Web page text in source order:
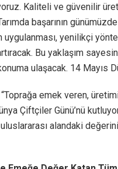
Kaliteli ve güvenilir
başarının
yenilikçi
Bu yaklaşım
ulaşacak. 14 Mayıs
emek veren,
Çiftçiler Günü’nü
uluslararası alandaki